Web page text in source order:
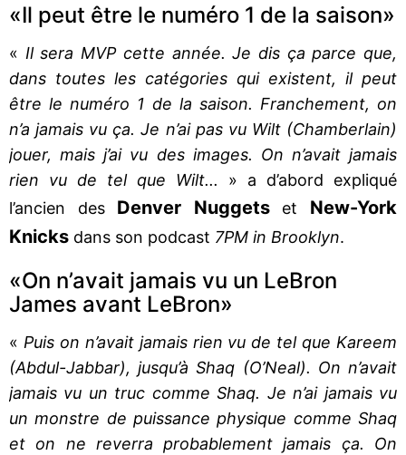
«Il peut être le numéro 1 de la saison»
« Il sera MVP cette année. Je dis ça parce que,
dans toutes les catégories qui existent, il peut
être le numéro 1 de la saison. Franchement, on
n’a jamais vu ça. Je n’ai pas vu Wilt (Chamberlain)
jouer, mais j’ai vu des images. On n’avait jamais
rien vu de tel que Wilt... » a d’abord expliqué
l’ancien des Denver Nuggetset New-York
Knicks dans son podcast 7PM in Brooklyn.
«On n’avait jamais vu un LeBron
James avant LeBron»
« Puis on n’avait jamais rien vu de tel que Kareem
(Abdul-Jabbar), jusqu’à Shaq (O’Neal). On n’avait
jamais vu un truc comme Shaq. Je n’ai jamais vu
un monstre de puissance physique comme Shaq
et on ne reverra probablement jamais ça. On